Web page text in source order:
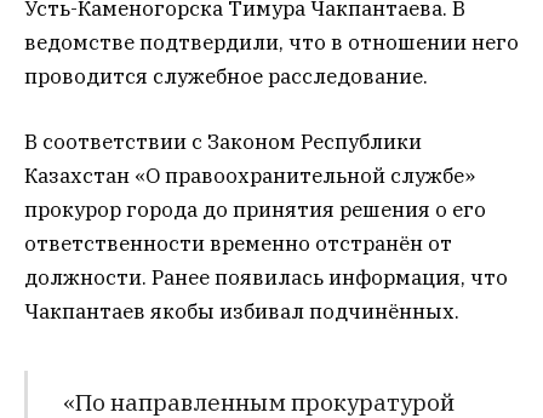
Усть-Каменогорска Тимура Чакпантаева. В
ведомстве подтвердили, что в отношении него
проводится служебное расследование.
В соответствии с Законом Республики
Казахстан «О правоохранительной службе»
прокурор города до принятия решения о его
ответственности временно отстранён от
должности. Ранее появилась информация, что
Чакпантаев якобы избивал подчинённых.
«По направленным прокуратурой